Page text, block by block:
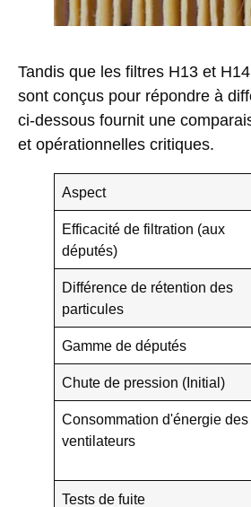
Tandis que les filtres H13 et
sont conçus pour répondre à
ci-dessous fournit une
et opérationnelles critiques.
Aspect
Efficacité de filtration (aux
députés)
Différence de rétention des
particules
Gamme de députés
Chute de pression (Initial)
Consommation d'énergie des
ventilateurs
Tests de fuite